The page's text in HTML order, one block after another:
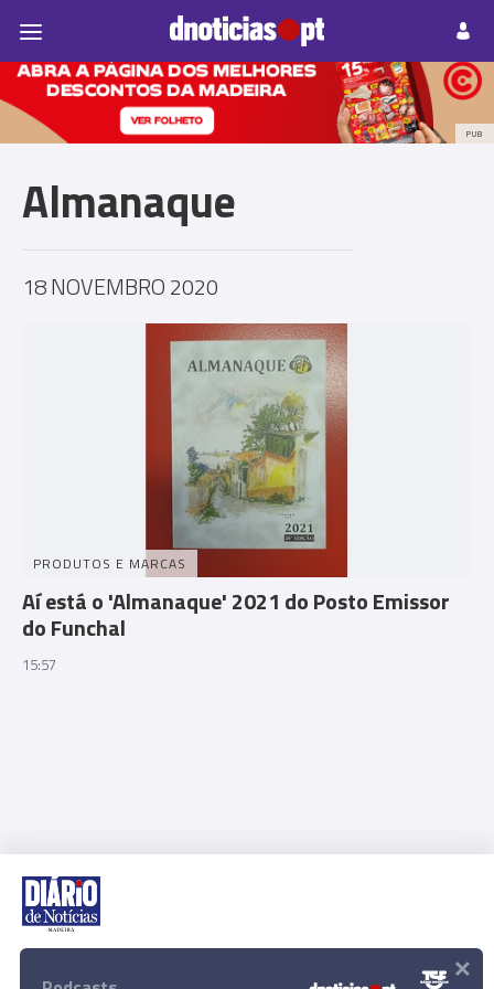
Prazeres Paisagens
PUB
Almanaque
18 NOVEMBRO 2020
PRODUTOS E MARCAS
Aí está o 'Almanaque' 2021 do Posto Emissor
do Funchal
15:57
Rua Dr. Fernão de Ornelas, 56 - 3º
×